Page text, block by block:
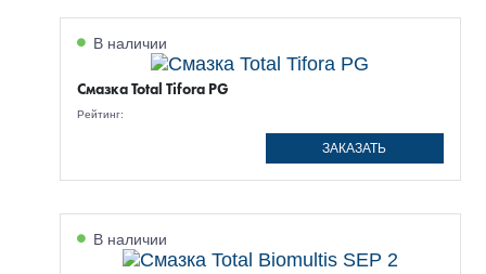
В наличии
Смазка Total Tifora PG
Рейтинг:
ЗАКАЗАТЬ
В наличии